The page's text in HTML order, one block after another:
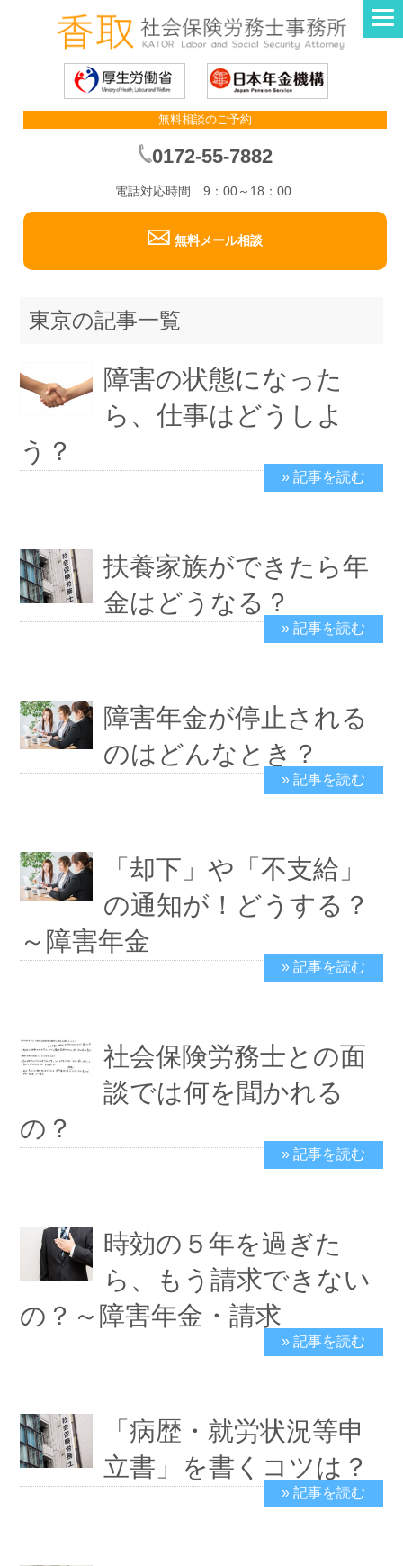
無料相談のご予約
0172-55-7882
電話対応時間 9：00～18：00
無料メール相談
東京の記事一覧
障害の状態になった
ら、仕事はどうしよ
う？
2024/2/8
» 記事を読む
扶養家族ができたら年
金はどうなる？
2024/2/4
» 記事を読む
障害年金が停止される
のはどんなとき？
2024/2/4
» 記事を読む
「却下」や「不支給」
の通知が！どうする？
～障害年金
2020/10/11
» 記事を読む
社会保険労務士との面
談では何を聞かれる
の？
2019/11/12
» 記事を読む
時効の５年を過ぎた
ら、もう請求できない
の？～障害年金・請求
2019/9/10
» 記事を読む
「病歴・就労状況等申
立書」を書くコツは？
2019/9/3
» 記事を読む